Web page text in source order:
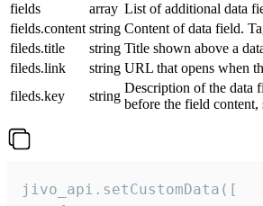
fields
array List of additional data
fields.content string Content of data field.
fileds.title
string Title shown above a
fileds.link
string URL that opens when
fileds.key
string
Description of the data
before the field content,
jivo_api.setCustomData([